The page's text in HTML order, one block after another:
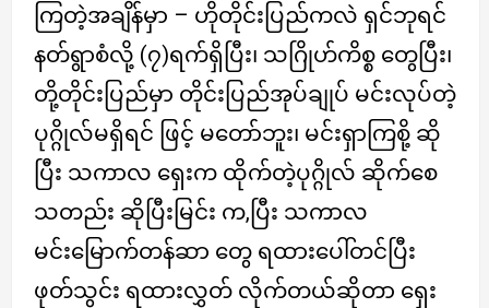
ကြတဲ့အချိန်မှာ – ဟိုတိုင်းပြည်ကလဲ ရှင်ဘုရင်
နတ်ရွာစံလို့ (၇)ရက်ရှိပြီး၊ သဂြိုဟ်ကိစ္စ တွေပြီး၊
တို့တိုင်းပြည်မှာ တိုင်းပြည်အုပ်ချုပ် မင်းလုပ်တဲ့
ပုဂ္ဂိုလ်မရှိရင် ဖြင့် မတော်ဘူး၊ မင်းရှာကြစို့ ဆို
ပြီး သကာလ ရှေးက ထိုက်တဲ့ပုဂ္ဂိုလ် ဆိုက်စေ
သတည်း ဆိုပြီးမြင်း က,ပြီး သကာလ
မင်းမြောက်တန်ဆာ တွေ ရထားပေါ်တင်ပြီး
ဖုတ်သွင်း ရထားလွှတ် လိုက်တယ်ဆိုတာ ရှေး